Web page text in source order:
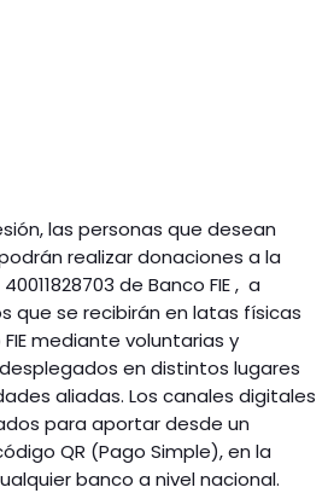
las personas que desean
realizar donaciones a la
de Banco FIE , a
que se recibirán en latas físicas
mediante voluntarias y
en distintos lugares
aliadas. Los canales digitales
para aportar desde un
QR (Pago Simple), en la
banco a nivel nacional.